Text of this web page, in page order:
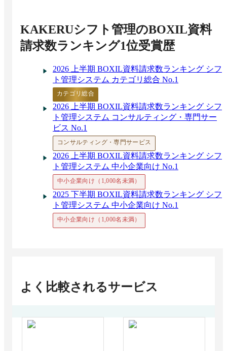
KAKERUシフト管理のBOXIL資料
請求数ランキング1位受賞歴
2026 上半期 BOXIL資料請求数ランキング シフ
ト管理システム カテゴリ総合 No.1
カテゴリ総合
2026 上半期 BOXIL資料請求数ランキング シフ
ト管理システム コンサルティング・専門サー
ビス No.1
コンサルティング・専門サービス
2026 上半期 BOXIL資料請求数ランキング シフ
ト管理システム 中小企業向け No.1
中小企業向け（1,000名未満）
2025 下半期 BOXIL資料請求数ランキング シフ
ト管理システム 中小企業向け No.1
中小企業向け（1,000名未満）
よく比較されるサービス